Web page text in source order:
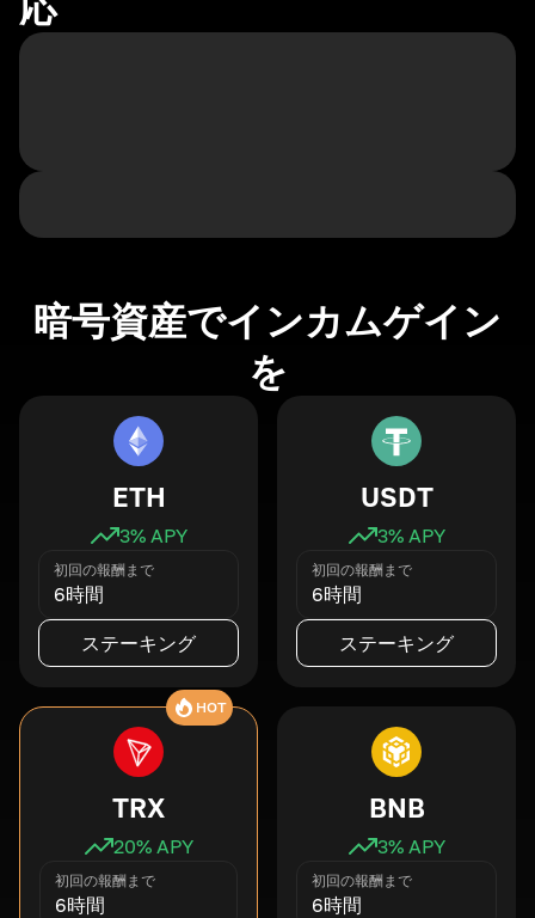
暗号資産でインカムゲイン
を
ETH
3% APY
初回の報酬まで
6時間
ステーキング
USDT
3% APY
初回の報酬まで
6時間
ステーキング
HOT
TRX
20% APY
初回の報酬まで
6時間
BNB
3% APY
初回の報酬まで
6時間